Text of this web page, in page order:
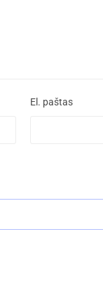
El. paštas